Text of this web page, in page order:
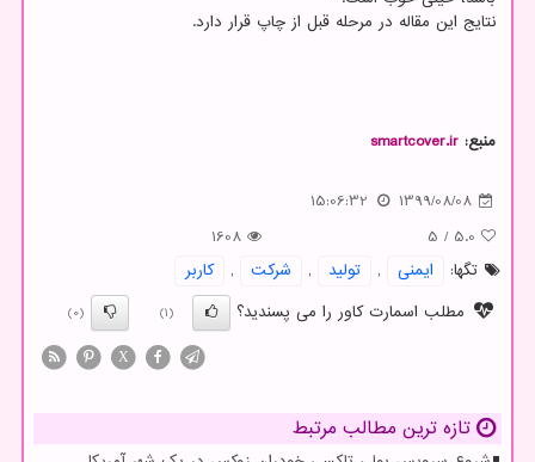
نتایج این مقاله در مرحله قبل از چاپ قرار دارد.
منبع: smartcover.ir
1399/08/08
15:06:32
5.0
/
5
1608
تگها:
ایمنی , تولید , شركت ,
كاربر
مطلب اسمارت کاور را می پسندید؟
(1)
(0)
X
تازه ترین مطالب مرتبط